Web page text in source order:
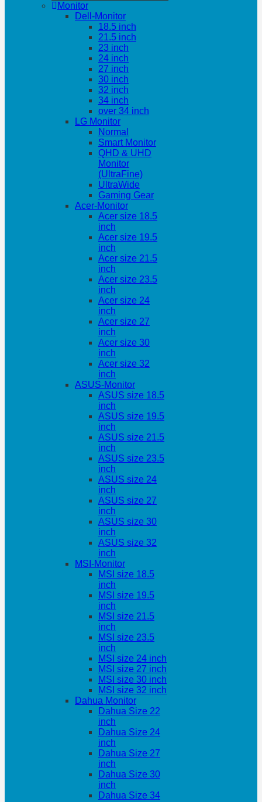
Monitor
Dell-Monitor
18.5 inch
21.5 inch
23 inch
24 inch
27 inch
30 inch
32 inch
34 inch
over 34 inch
LG Monitor
Normal
Smart Monitor
QHD & UHD
Monitor
(UltraFine)
UltraWide
Gaming Gear
Acer-Monitor
Acer size 18.5
inch
Acer size 19.5
inch
Acer size 21.5
inch
Acer size 23.5
inch
Acer size 24
inch
Acer size 27
inch
Acer size 30
inch
Acer size 32
inch
ASUS-Monitor
ASUS size 18.5
inch
ASUS size 19.5
inch
ASUS size 21.5
inch
ASUS size 23.5
inch
ASUS size 24
inch
ASUS size 27
inch
ASUS size 30
inch
ASUS size 32
inch
MSI-Monitor
MSI size 18.5
inch
MSI size 19.5
inch
MSI size 21.5
inch
MSI size 23.5
inch
MSI size 24 inch
MSI size 27 inch
MSI size 30 inch
MSI size 32 inch
Dahua Monitor
Dahua Size 22
inch
Dahua Size 24
inch
Dahua Size 27
inch
Dahua Size 30
inch
Dahua Size 34